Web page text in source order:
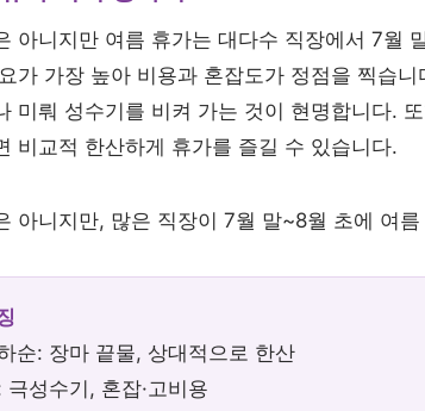
아니지만 여름 휴가는 대다수 직장에서 7월
가 가장 높아 비용과 혼잡도가 정점을 찍습
미뤄 성수기를 비켜 가는 것이 현명합니다.
비교적 한산하게 휴가를 즐길 수 있습니다.
아니지만, 많은 직장이 7월 말~8월 초에 여
순: 장마 끝물, 상대적으로 한산
극성수기, 혼잡·고비용